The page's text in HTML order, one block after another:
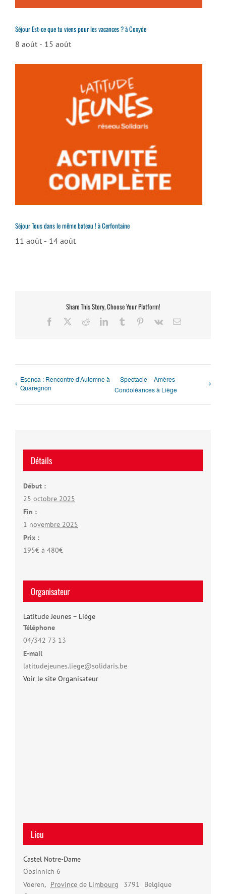
Séjour Est-ce que tu viens pour les vacances ? à Coxyde
8 août - 15 août
Séjour Tous dans le même bateau ! à Cerfontaine
11 août - 14 août
Share This Story, Choose Your Platform!
Facebook RedditLinkedInTumblr Pinterest
Vk Email
Esenca : Rencontre d’Automne à
Quaregnon
Spectacle – Amères
Condoléances à Liège
Détails
Début :
25 octobre 2025
Fin :
1 novembre 2025
Prix :
195€ à 480€
Organisateur
Latitude Jeunes – Liège
Téléphone
04/342 73 13
E-mail
latitudejeunes.liege@solidaris.be
Voir le site Organisateur
Lieu
Castel Notre-Dame
Obsinnich 6
Voeren, Province de Limbourg 3791
Belgique